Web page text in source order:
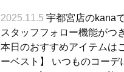
2025.11.5 宇都宮店のkana
スタッフフォロー機能がつ
本日のおすすめアイテム
ーベスト】 いつものコーデ